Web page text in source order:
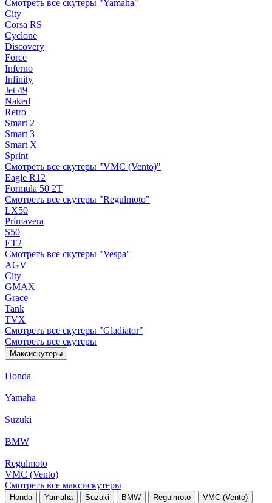
Смотреть все скутеры "Yamaha"
City
Corsa RS
Cyclone
Discovery
Force
Inferno
Infinity
Jet 49
Naked
Retro
Smart 2
Smart 3
Smart X
Sprint
Смотреть все скутеры "VMC (Vento)"
Eagle R12
Formula 50 2Т
Смотреть все скутеры "Regulmoto"
LX50
Primavera
S50
ET2
Смотреть все скутеры "Vespa"
AGV
City
GMAX
Grace
Tank
TVX
Смотреть все скутеры "Gladiator"
Смотреть все скутеры
Максискутеры
Honda
Yamaha
Suzuki
BMW
Regulmoto
VMC (Vento)
Смотреть все максискутеры
Honda Yamaha Suzuki BMW Regulmoto VMC (Vento)